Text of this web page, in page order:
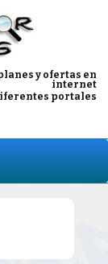
y ofertas en
internet
portales